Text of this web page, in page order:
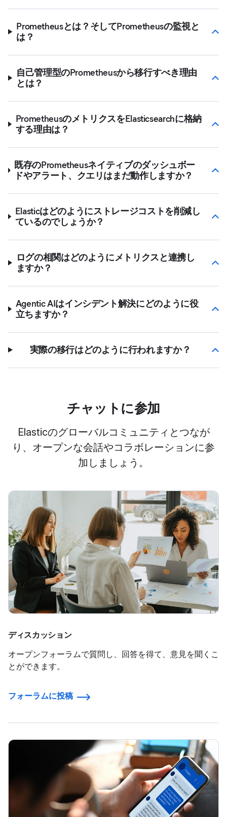
Prometheusとは？そしてPrometheusの監視と
は？
自己管理型のPrometheusから移行すべき理由
とは？
PrometheusのメトリクスをElasticsearchに格納
する理由は？
既存のPrometheusネイティブのダッシュボー
ドやアラート、クエリはまだ動作しますか？
Elasticはどのようにストレージコストを削減し
ているのでしょうか？
ログの相関はどのようにメトリクスと連携し
ますか？
Agentic AIはインシデント解決にどのように役
立ちますか？
実際の移行はどのように行われますか？
チャットに参加
Elasticのグローバルコミュニティとつなが
り、オープンな会話やコラボレーションに参
加しましょう。
ディスカッション
オープンフォーラムで質問し、回答を得て、意見を聞くこ
とができます。
フォーラムに投稿